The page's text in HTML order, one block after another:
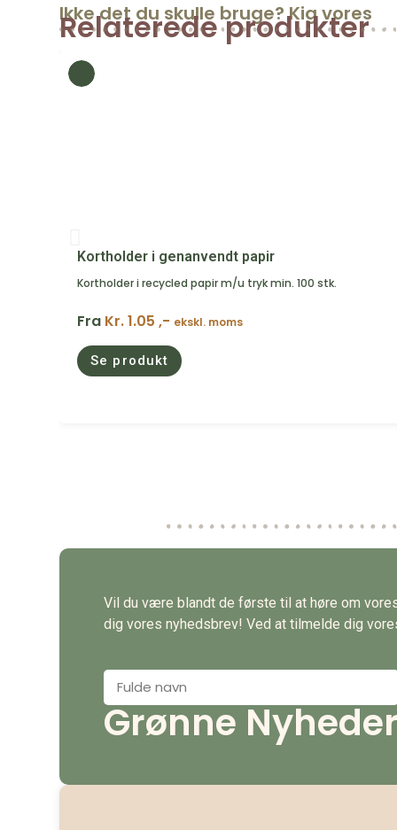
Ikke det du skulle bruge? Kig vores
Relaterede produkter
Kortholder i genanvendt papir
Kortholder i recycled papir m/u tryk min. 100 stk.
Fra Kr. 1.05 ,- ekskl. moms
Se produkt
Vil du være blandt de første til at høre om
dig vores nyhedsbrev! Ved at tilmelde dig
Grønne